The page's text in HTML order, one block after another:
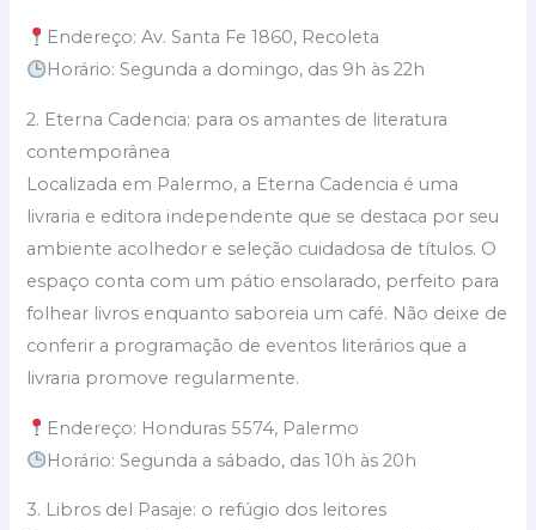
Endereço: Av. Santa Fe 1860, Recoleta
Horário: Segunda a domingo, das 9h às 22h
2. Eterna Cadencia: para os amantes de literatura
contemporânea
Localizada em Palermo, a Eterna Cadencia é uma
livraria e editora independente que se destaca por seu
ambiente acolhedor e seleção cuidadosa de títulos. O
espaço conta com um pátio ensolarado, perfeito para
folhear livros enquanto saboreia um café. Não deixe de
conferir a programação de eventos literários que a
livraria promove regularmente.
Endereço: Honduras 5574, Palermo
Horário: Segunda a sábado, das 10h às 20h
3. Libros del Pasaje: o refúgio dos leitores